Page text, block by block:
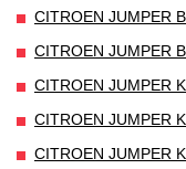
CITROEN JUMPER
CITROEN JUMPER
CITROEN JUMPER
CITROEN JUMPER
CITROEN JUMPER